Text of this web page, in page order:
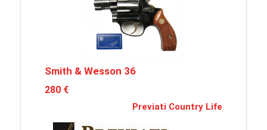
Smith & Wesson 36
280 €
Previati Country Life